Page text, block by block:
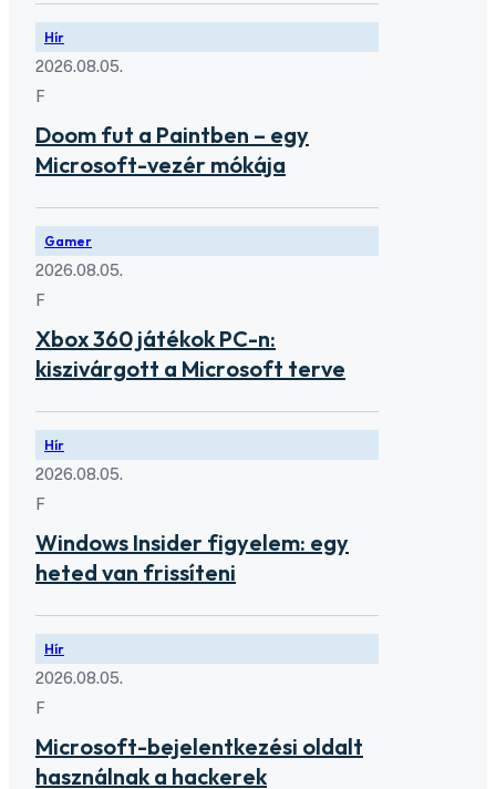
Hír
2026.08.05.
F
Doom fut a Paintben – egy
Microsoft-vezér mókája
Gamer
2026.08.05.
F
Xbox 360 játékok PC-n:
kiszivárgott a Microsoft terve
Hír
2026.08.05.
F
Windows Insider figyelem: egy
heted van frissíteni
Hír
2026.08.05.
F
Microsoft-bejelentkezési oldalt
használnak a hackerek